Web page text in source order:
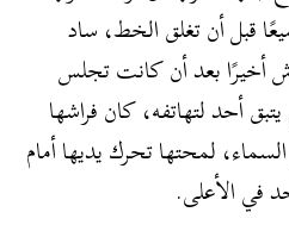
قبل أن تغلق الخط، ساد
أخيرًا بعد أن كانت تجلس
أحد لتهاتفه، كان فراشها
لمحتها تحرك يديها أمام
في الأعلى.